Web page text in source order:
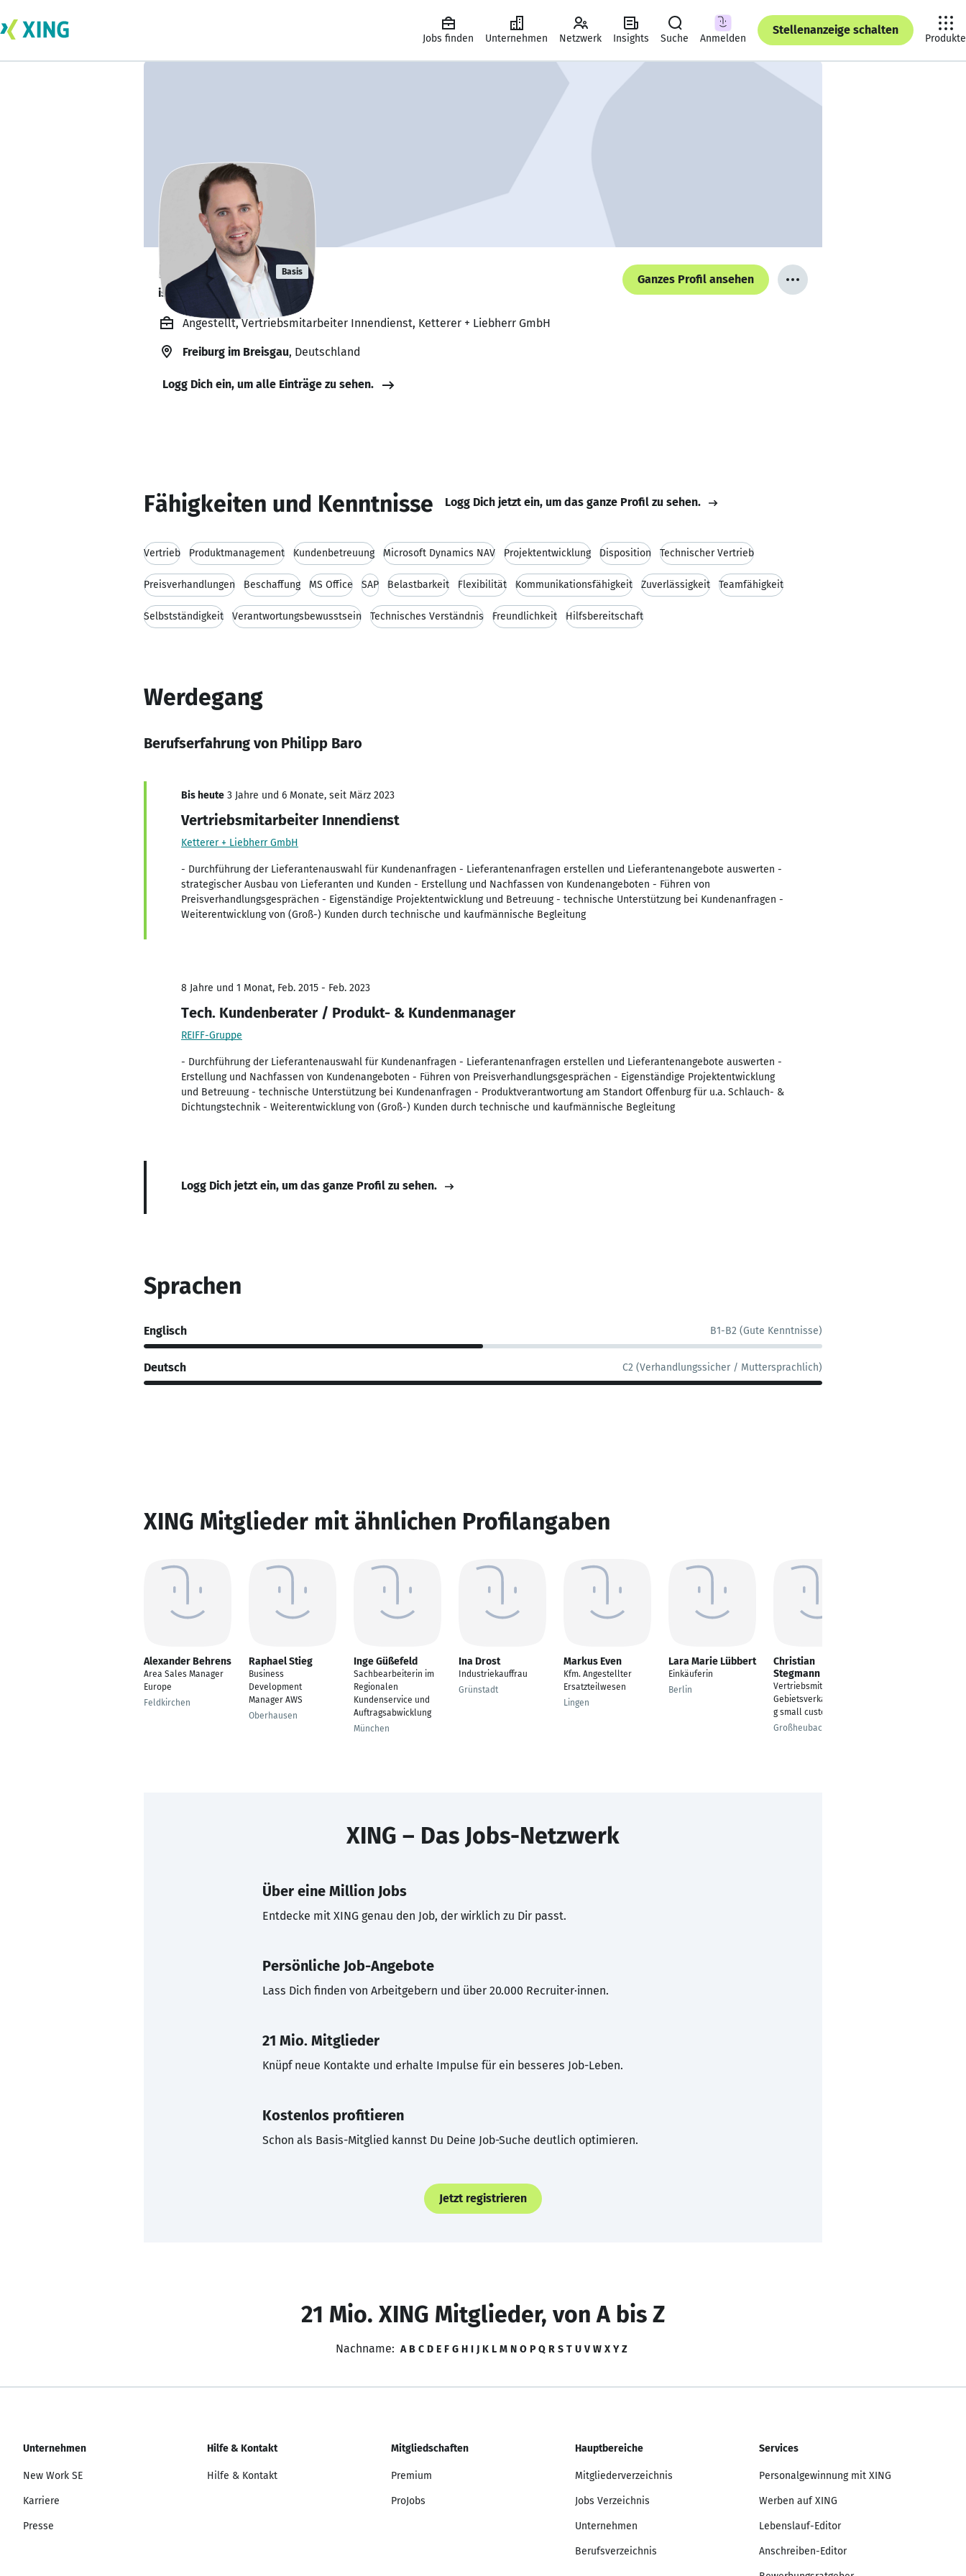
Jobs finden Unternehmen Netzwerk Insights Suche Anmelden
Stellenanzeige schalten
Produkte
Philipp Baro Basis
ist offen für Projekte. 🔎
Ganzes Profil ansehen
Angestellt, Vertriebsmitarbeiter Innendienst, Ketterer + Liebherr GmbH
Freiburg im Breisgau, Deutschland
Logg Dich ein, um alle Einträge zu sehen.
Fähigkeiten und Kenntnisse Logg Dich jetzt ein, um das ganze Profil zu sehen.
Vertrieb Produktmanagement Kundenbetreuung Microsoft Dynamics NAV Projektentwicklung Disposition Technischer Vertrieb
Preisverhandlungen Beschaffung MS Office SAP Belastbarkeit Flexibilität Kommunikationsfähigkeit Zuverlässigkeit Teamfähigkeit
Selbstständigkeit Verantwortungsbewusstsein Technisches Verständnis Freundlichkeit Hilfsbereitschaft
Werdegang
Berufserfahrung von Philipp Baro
Bis heute 3 Jahre und 6 Monate, seit März 2023
Vertriebsmitarbeiter Innendienst
Ketterer + Liebherr GmbH
- Durchführung der Lieferantenauswahl für Kundenanfragen - Lieferantenanfragen erstellen und Lieferantenangebote auswerten -
strategischer Ausbau von Lieferanten und Kunden - Erstellung und Nachfassen von Kundenangeboten - Führen von
Preisverhandlungsgesprächen - Eigenständige Projektentwicklung und Betreuung - technische Unterstützung bei Kundenanfragen -
Weiterentwicklung von (Groß-) Kunden durch technische und kaufmännische Begleitung
8 Jahre und 1 Monat, Feb. 2015 - Feb. 2023
Tech. Kundenberater / Produkt- & Kundenmanager
REIFF-Gruppe
- Durchführung der Lieferantenauswahl für Kundenanfragen - Lieferantenanfragen erstellen und Lieferantenangebote auswerten -
Erstellung und Nachfassen von Kundenangeboten - Führen von Preisverhandlungsgesprächen - Eigenständige Projektentwicklung
und Betreuung - technische Unterstützung bei Kundenanfragen - Produktverantwortung am Standort Offenburg für u.a. Schlauch- &
Dichtungstechnik - Weiterentwicklung von (Groß-) Kunden durch technische und kaufmännische Begleitung
Logg Dich jetzt ein, um das ganze Profil zu sehen.
Sprachen
Englisch B1-B2 (Gute Kenntnisse)
Deutsch C2 (Verhandlungssicher / Muttersprachlich)
XING Mitglieder mit ähnlichen Profilangaben
Alexander Behrens
Area Sales Manager
Europe
Feldkirchen
Raphael Stieg
Business
Development
Manager AWS
Oberhausen
Inge Güßefeld
Sachbearbeiterin im
Regionalen
Kundenservice und
Auftragsabwicklung
München
Ina Drost
Industriekauffrau
Grünstadt
Markus Even
Kfm. Angestellter
Ersatzteilwesen
Lingen
Lara Marie Lübbert
Einkäuferin
Berlin
Christian
Stegmann
Vertriebsmitarbeiter +
Gebietsverkaufsleitun
g small customer
Großheubach
XING – Das Jobs-Netzwerk
Über eine Million Jobs
Entdecke mit XING genau den Job, der wirklich zu Dir passt.
Persönliche Job-Angebote
Lass Dich finden von Arbeitgebern und über 20.000 Recruiter·innen.
21 Mio. Mitglieder
Knüpf neue Kontakte und erhalte Impulse für ein besseres Job-Leben.
Kostenlos profitieren
Schon als Basis-Mitglied kannst Du Deine Job-Suche deutlich optimieren.
Jetzt registrieren
21 Mio. XING Mitglieder, von A bis Z
Nachname: A B C D E F G H I J K L M N O P Q R S T U V W X Y Z
Unternehmen
New Work SE
Karriere
Presse
Hilfe & Kontakt
Hilfe & Kontakt
Mitgliedschaften
Premium
ProJobs
Hauptbereiche
Mitgliederverzeichnis
Jobs Verzeichnis
Unternehmen
Berufsverzeichnis
Services
Personalgewinnung mit XING
Werben auf XING
Lebenslauf-Editor
Anschreiben-Editor